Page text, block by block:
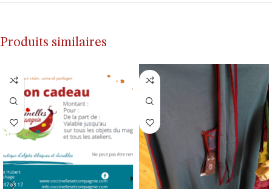
Produits similaires